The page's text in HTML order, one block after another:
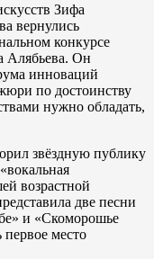
Зифа
вернулись
конкурсе
Алябьева. Он
инноваций
по достоинству
нужно обладать,
звёздную публику
возрастной
две песни
и «Скоморошье
первое место